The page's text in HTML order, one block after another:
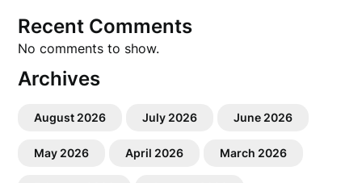
Recent Comments
No comments to show.
Archives
August 2026 July 2026 June 2026
May 2026 April 2026 March 2026